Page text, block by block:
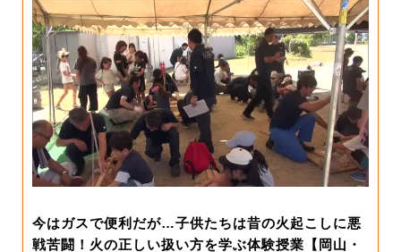
今はガスで便利だが…子供たちは昔の火起こしに悪
戦苦闘！火の正しい扱い方を学ぶ体験授業【岡山・